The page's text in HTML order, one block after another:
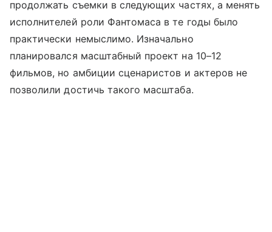
продолжать съемки в следующих частях, а менять
исполнителей роли Фантомаса в те годы было
практически немыслимо. Изначально
планировался масштабный проект на 10–12
фильмов, но амбиции сценаристов и актеров не
позволили достичь такого масштаба.